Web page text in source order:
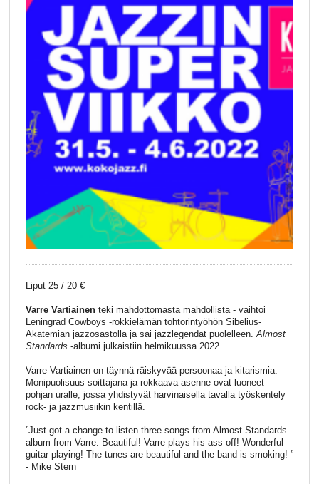
Liput 25 / 20 €
Varre Vartiainenteki mahdottomasta mahdollista - vaihtoi
Leningrad Cowboys -rokkielämän tohtorintyöhön Sibelius-
Akatemian jazzosastolla ja sai jazzlegendat puolelleen.Almost
Standards -albumi julkaistiin helmikuussa 2022.
Varre Vartiainen on täynnä räiskyvää persoonaa ja kitarismia.
Monipuolisuus soittajana ja rokkaava asenne ovat luoneet
pohjan uralle, jossa yhdistyvät harvinaisella tavalla työskentely
rock- ja jazzmusiikin kentillä.
”Just got a change to listen three songs from Almost Standards
album from Varre. Beautiful! Varre plays his ass off! Wonderful
guitar playing! The tunes are beautiful and the band is smoking! ”
- Mike Stern